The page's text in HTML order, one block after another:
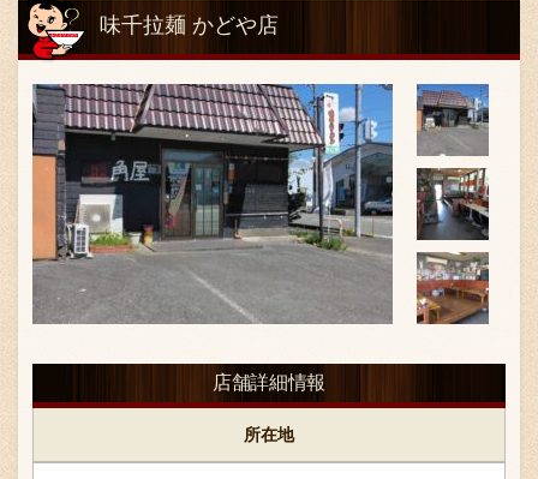
店舗案内
味千の取り組み
お問い合わせ
ブランド一覧
味千拉麺 かどや店
店舗詳細情報
所在地